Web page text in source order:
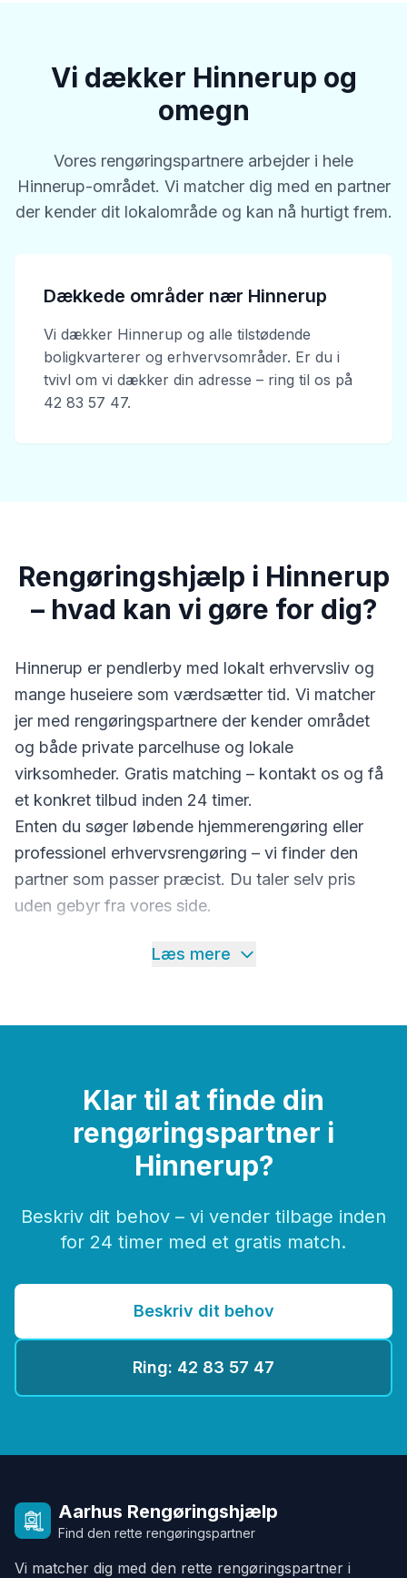
Vi dækker Hinnerup og
omegn
Vores rengøringspartnere arbejder i hele
Hinnerup-området. Vi matcher dig med en partner
der kender dit lokalområde og kan nå hurtigt frem.
Dækkede områder nær Hinnerup
Vi dækker Hinnerup og alle tilstødende
boligkvarterer og erhvervsområder. Er du i
tvivl om vi dækker din adresse – ring til os på
42 83 57 47.
Rengøringshjælp i Hinnerup
– hvad kan vi gøre for dig?
Hinnerup er pendlerby med lokalt erhvervsliv og
mange huseiere som værdsætter tid. Vi matcher
jer med rengøringspartnere der kender området
og både private parcelhuse og lokale
virksomheder. Gratis matching – kontakt os og få
et konkret tilbud inden 24 timer.
Enten du søger løbende hjemmerengøring eller
professionel erhvervsrengøring – vi finder den
partner som passer præcist. Du taler selv pris
uden gebyr fra vores side.
Læs mere
Klar til at finde din
rengøringspartner i
Hinnerup?
Beskriv dit behov – vi vender tilbage inden
for 24 timer med et gratis match.
Beskriv dit behov
Ring: 42 83 57 47
Aarhus Rengøringshjælp
Find den rette rengøringspartner
Vi matcher dig med den rette rengøringspartner i